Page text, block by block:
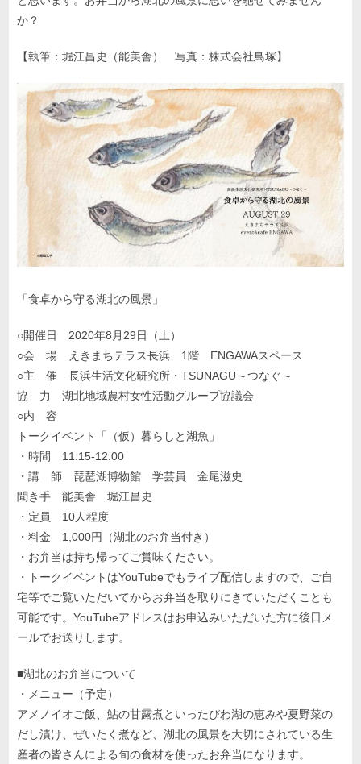
か？
【執筆：堀江昌史（能美舎） 写真：株式会社鳥塚】
「食卓から守る湖北の風景」
○開催日 2020年8月29日（土）
○会 場 えきまちテラス長浜 1階 ENGAWAスペース
○主 催 長浜生活文化研究所・TSUNAGU～つなぐ～
協 力 湖北地域農村女性活動グループ協議会
○内 容
トークイベント「（仮）暮らしと湖魚」
・時間 11:15-12:00
・講 師 琵琶湖博物館 学芸員 金尾滋史
聞き手 能美舎 堀江昌史
・定員 10人程度
・料金 1,000円（湖北のお弁当付き）
・お弁当は持ち帰ってご賞味ください。
・トークイベントはYouTubeでもライブ配信しますので、ご自
宅等でご覧いただいてからお弁当を取りにきていただくことも
可能です。YouTubeアドレスはお申込みいただいた方に後日メ
ールでお送りします。
■湖北のお弁当について
・メニュー（予定）
アメノイオご飯、鮎の甘露煮といったびわ湖の恵みや夏野菜の
だし漬け、ぜいたく煮など、湖北の風景を大切にされている生
産者の皆さんによる旬の食材を使ったお弁当になります。